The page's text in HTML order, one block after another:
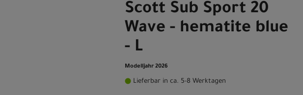
Scott Sub Sport 20
Wave - hematite blue
- L
Modelljahr 2026
Lieferbar in ca. 5-8 Werktagen